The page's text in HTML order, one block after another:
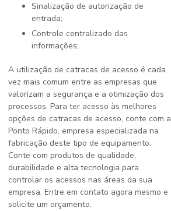
Sinalização de autorização de
entrada;
Controle centralizado das
informações;
A utilização de catracas de acesso é cada
vez mais comum entre as empresas que
valorizam a segurança e a otimização dos
processos. Para ter acesso às melhores
opções de catracas de acesso, conte com a
Ponto Rápido, empresa especializada na
fabricação deste tipo de equipamento.
Conte com produtos de qualidade,
durabilidade e alta tecnologia para
controlar os acessos nas áreas da sua
empresa. Entre em contato agora mesmo e
solicite um orçamento.